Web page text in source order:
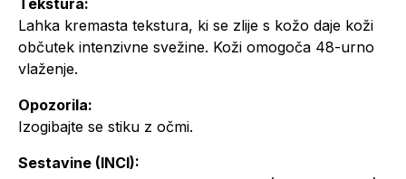
Tekstura:
Lahka kremasta tekstura, ki se zlije s kožo daje koži
občutek intenzivne svežine. Koži omogoča 48-urno
vlaženje.
Opozorila:
Izogibajte se stiku z očmi.
Sestavine (INCI):